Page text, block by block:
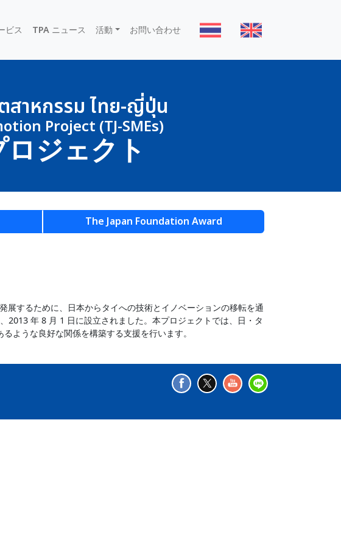
ビス TPA ニュース 活動 お問い合わせ
สาหกรรม ไทย-ญี่ปุ่น
Project (TJ-SMEs)
ジェクト
The Japan Foundation Award
展するために、日本からタイへの技術とイノベーションの移転を通
2013 年 8 月 1 日に設立されました。本プロジェクトでは、日・タ
ような良好な関係を構築する支援を行います。